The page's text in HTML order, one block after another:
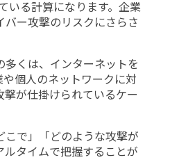
いる計算になります。企業
バー攻撃のリスクにさらさ
多くは、インターネットを
個人のネットワークに対
撃が仕掛けられているケー
こで」「どのような攻撃が
タイムで把握することが